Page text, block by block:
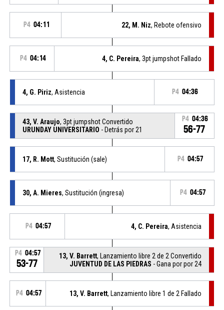
P4 04:11 22, M. Niz, Rebote ofensivo
P4 04:14 4, C. Pereira, 3pt jumpshot Fallado
4, G. Piriz, Asistencia P4 04:36
43, V. Araujo, 3pt jumpshot Convertido
URUNDAY UNIVERSITARIO - Detrás por 21
P4 04:36
56-77
17, R. Mott, Sustitución (sale) P4 04:57
30, A. Mieres, Sustitución (ingresa) P4 04:57
P4 04:57 4, C. Pereira, Asistencia
P4 04:57
53-77
13, V. Barrett, Lanzamiento libre 2 de 2 Convertido
JUVENTUD DE LAS PIEDRAS - Gana por por 24
P4 04:57 13, V. Barrett, Lanzamiento libre 1 de 2 Fallado